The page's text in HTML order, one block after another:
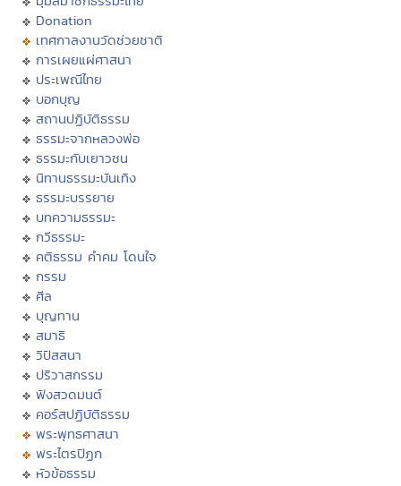
Donation
เทศกาลงานวัดช่วยชาติ
การเผยแผ่ศาสนา
ประเพณีไทย
บอกบุญ
สถานปฏิบัติธรรม
ธรรมะจากหลวงพ่อ
ธรรมะกับเยาวชน
นิทานธรรมะบันเทิง
ธรรมะบรรยาย
บทความธรรมะ
กวีธรรมะ
คติธรรม คำคม โดนใจ
กรรม
ศีล
บุญทาน
สมาธิ
วิปัสสนา
ปริวาสกรรม
ฟังสวดมนต์
คอร์สปฏิบัติธรรม
พระพุทธศาสนา
พระไตรปิฏก
หัวข้อธรรม